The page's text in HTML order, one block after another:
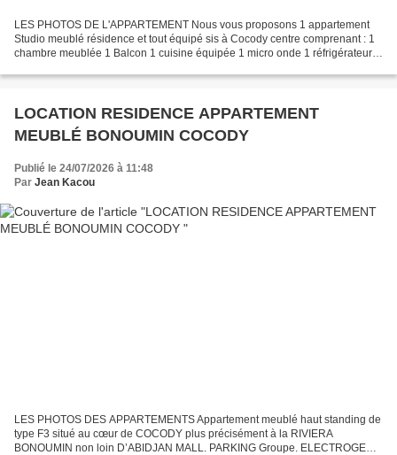
LES PHOTOS DE L'APPARTEMENT Nous vous proposons 1 appartement
Studio meublé résidence et tout équipé sis à Cocody centre comprenant : 1
chambre meublée 1 Balcon 1 cuisine équipée 1 micro onde 1 réfrigérateur 1
LOCATION RESIDENCE APPARTEMENT
MEUBLÉ BONOUMIN COCODY
Publié le 24/07/2026 à 11:48
Par Jean Kacou
LES PHOTOS DES APPARTEMENTS Appartement meublé haut standing de
type F3 situé au cœur de COCODY plus précisément à la RIVIERA
BONOUMIN non loin D’ABIDJAN MALL. PARKING Groupe. ELECTROGENE